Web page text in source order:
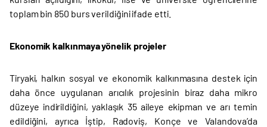
toplam bin 850 burs verildiğini ifade etti.
Ekonomik kalkınmaya yönelik projeler
Tiryaki, halkın sosyal ve ekonomik kalkınmasına destek için
daha önce uygulanan arıcılık projesinin biraz daha mikro
düzeye indirildiğini, yaklaşık 35 aileye ekipman ve arı temin
edildiğini, ayrıca İştip, Radoviş, Konçe ve Valandova’da